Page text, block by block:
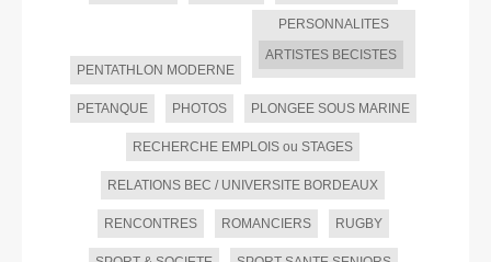
PENTATHLON MODERNE
PERSONNALITES
ARTISTES BECISTES
PETANQUE PHOTOS PLONGEE SOUS MARINE
RECHERCHE EMPLOIS ou STAGES
RELATIONS BEC / UNIVERSITE BORDEAUX
RENCONTRES ROMANCIERS RUGBY